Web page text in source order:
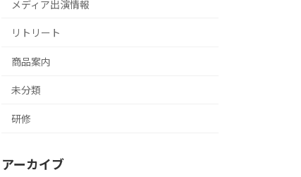
メディア出演情報
リトリート
商品案内
未分類
研修
アーカイブ